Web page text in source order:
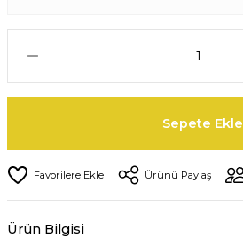
Sepete Ekle
Ürünü Paylaş
Ürün Bilgisi